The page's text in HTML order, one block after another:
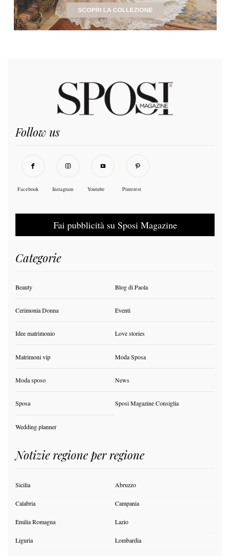
Follow us
Facebook Instagram Youtube Pinterest
Fai pubblicità su Sposi Magazine
Categorie
Beauty Blog di Paola
Cerimonia Donna Eventi
Idee matrimonio Love stories
Matrimoni vip Moda Sposa
Moda sposo News
Sposa Sposi Magazine Consiglia
Wedding planner
Notizie regione per regione
Sicilia Abruzzo
Calabria Campania
Emilia Romagna Lazio
Liguria Lombardia